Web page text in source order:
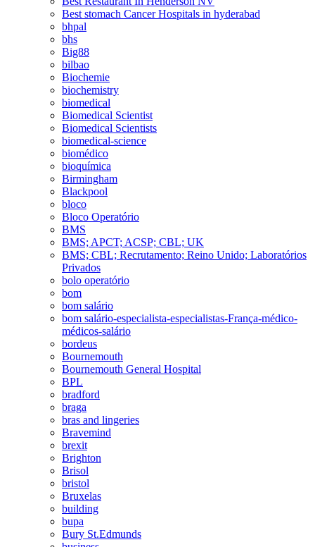
Best stomach Cancer Hospitals in hyderabad
bhpal
bhs
Big88
bilbao
Biochemie
biochemistry
biomedical
Biomedical Scientist
Biomedical Scientists
biomedical-science
biomédico
bioquímica
Birmingham
Blackpool
bloco
Bloco Operatório
BMS
BMS; APCT; ACSP; CBL; UK
BMS; CBL; Recrutamento; Reino Unido; Laboratórios
Privados
bolo operatório
bom
bom salário
bom salário-especialista-especialistas-França-médico-
médicos-salário
bordeus
Bournemouth
Bournemouth General Hospital
BPL
bradford
braga
bras and lingeries
Bravemind
brexit
Brighton
Brisol
bristol
Bruxelas
building
bupa
Bury St.Edmunds